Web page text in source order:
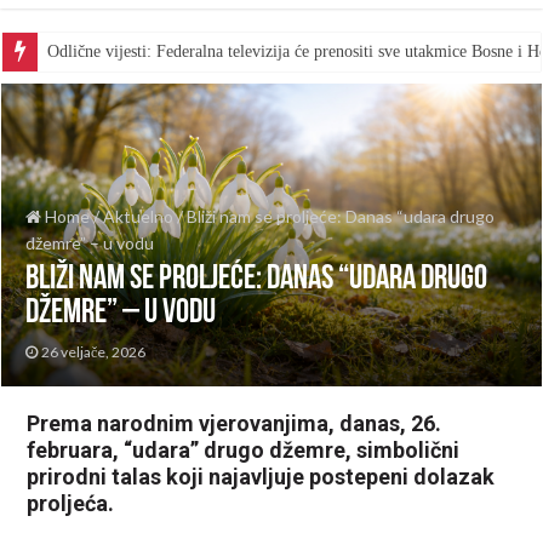
Odlične vijesti: Federalna televizija će prenositi sve utakmice Bosne i
Home/Aktuelno/Bliži nam se proljeće: Danas “udara drugo
džemre” – u vodu
Bliži nam se proljeće: Danas “udara drugo
džemre” – u vodu
26 veljače, 2026
Prema narodnim vjerovanjima, danas, 26.
februara, “udara” drugo džemre, simbolični
prirodni talas koji najavljuje postepeni dolazak
proljeća.